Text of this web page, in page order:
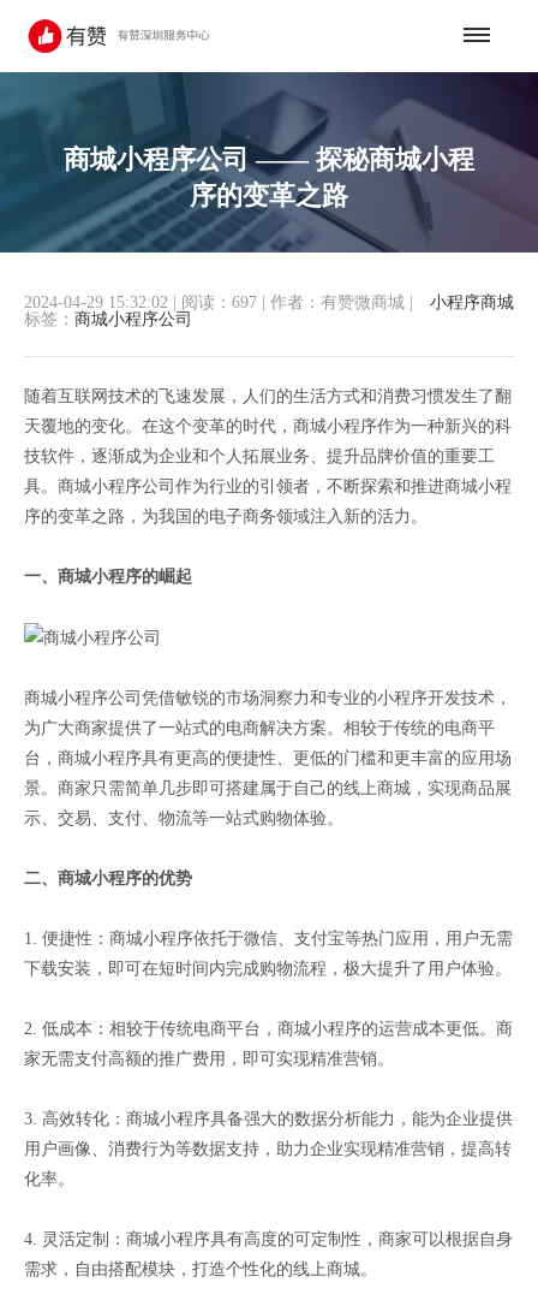
商城小程序公司 —— 探秘商城小程
序的变革之路
小程序商城
2024-04-29 15:32:02 阅读：697 作者：有赞微商城
标签： 商城小程序公司
随着互联网技术的飞速发展，人们的生活方式和消费习惯发生了翻
天覆地的变化。在这个变革的时代，商城小程序作为一种新兴的科
技软件，逐渐成为企业和个人拓展业务、提升品牌价值的重要工
具。商城小程序公司作为行业的引领者，不断探索和推进商城小程
序的变革之路，为我国的电子商务领域注入新的活力。
一、商城小程序的崛起
商城小程序公司凭借敏锐的市场洞察力和专业的小程序开发技术，
为广大商家提供了一站式的电商解决方案。相较于传统的电商平
台，商城小程序具有更高的便捷性、更低的门槛和更丰富的应用场
景。商家只需简单几步即可搭建属于自己的线上商城，实现商品展
示、交易、支付、物流等一站式购物体验。
二、商城小程序的优势
1. 便捷性：商城小程序依托于微信、支付宝等热门应用，用户无需
下载安装，即可在短时间内完成购物流程，极大提升了用户体验。
2. 低成本：相较于传统电商平台，商城小程序的运营成本更低。商
家无需支付高额的推广费用，即可实现精准营销。
3. 高效转化：商城小程序具备强大的数据分析能力，能为企业提供
用户画像、消费行为等数据支持，助力企业实现精准营销，提高转
化率。
4. 灵活定制：商城小程序具有高度的可定制性，商家可以根据自身
需求，自由搭配模块，打造个性化的线上商城。